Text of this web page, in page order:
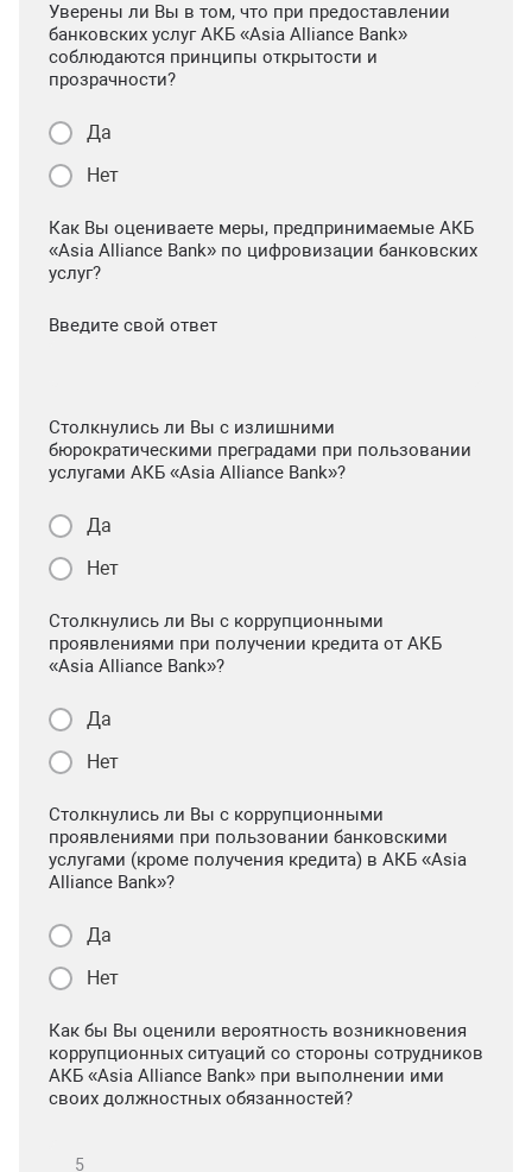
Уверены ли Вы в том, что при предоставлении
банковских услуг АКБ «Asia Alliance Bank»
соблюдаются принципы открытости и
прозрачности?
Да
Нет
Как Вы оцениваете меры, предпринимаемые АКБ
«Asia Alliance Bank» по цифровизации банковских
услуг?
Введите свой ответ
Столкнулись ли Вы с излишними
бюрократическими преградами при пользовании
услугами АКБ «Asia Alliance Bank»?
Да
Нет
Столкнулись ли Вы с коррупционными
проявлениями при получении кредита от АКБ
«Asia Alliance Bank»?
Да
Нет
Столкнулись ли Вы с коррупционными
проявлениями при пользовании банковскими
услугами (кроме получения кредита) в АКБ «Asia
Alliance Bank»?
Да
Нет
Как бы Вы оценили вероятность возникновения
коррупционных ситуаций со стороны сотрудников
АКБ «Asia Alliance Bank» при выполнении ими
своих должностных обязанностей?